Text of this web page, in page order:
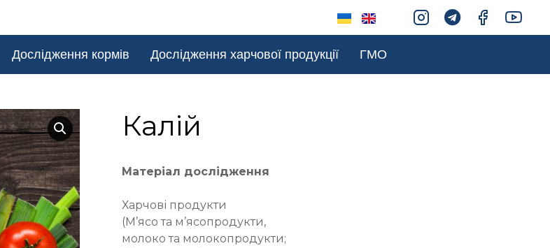
Дослідження кормів Дослідження харчової продукції ГМО
Калій
Матеріал дослідження
Харчові продукти
(М’ясо та м’ясопродукти,
молоко та молокопродукти;